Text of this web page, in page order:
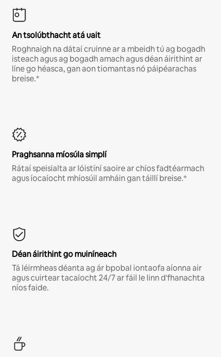
An tsolúbthacht atá uait
Roghnaigh na dátaí cruinne ar a mbeidh tú ag bogadh
isteach agus ag bogadh amach agus déan áirithint ar
líne go héasca, gan aon tiomantas nó páipéarachas
breise.*
Praghsanna míosúla simplí
Rátaí speisialta ar lóistíní saoire ar chíos fadtéarmach
agus íocaíocht mhíosúil amháin gan táillí breise.*
Déan áirithint go muiníneach
Tá léirmheas déanta ag ár bpobal iontaofa aíonna air
agus cuirtear tacaíocht 24/7 ar fáil le linn d'fhanachta
níos faide.